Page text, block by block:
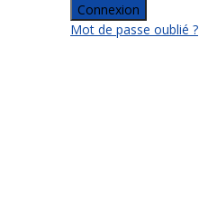
Connexion
Mot de passe oublié ?